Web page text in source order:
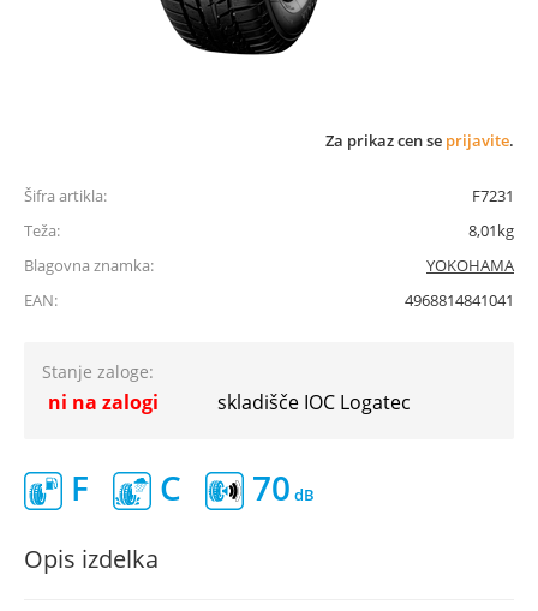
Za prikaz cen se prijavite.
Šifra artikla:
F7231
Teža:
8,01kg
Blagovna znamka:
YOKOHAMA
EAN:
4968814841041
Stanje zaloge:
ni na zalogi skladišče IOC Logatec
F C 70
Opis izdelka